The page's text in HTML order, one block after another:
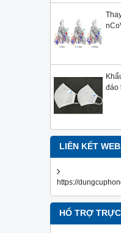
đáo
LIÊN KẾT
https://
HỔ TRỢ